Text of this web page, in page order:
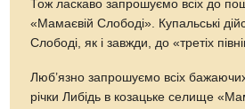
Тож ласкаво запрошуємо всіх до
«Мамаєвій Слободі». Купальські
Слободі, як і завжди, до «третіх
Люб’язно запрошуємо всіх бажаючих
річки Либідь в козацьке селище